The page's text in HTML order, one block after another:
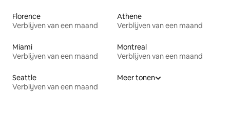
Florence
Verblijven van een maand
Athene
Verblijven van een maand
Miami
Verblijven van een maand
Montreal
Verblijven van een maand
Seattle
Verblijven van een maand
Meer tonen